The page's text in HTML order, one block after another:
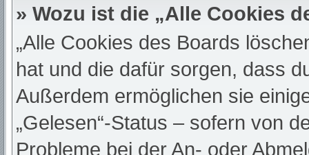
» Wozu ist die „Alle Cookies
„Alle Cookies des Boards
hat und die dafür sorgen, dass
Außerdem ermöglichen sie
„Gelesen“-Status – sofern von
Probleme bei der An- oder